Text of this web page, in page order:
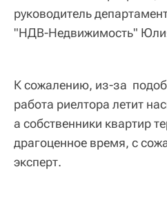
руководитель
"НДВ-Недвижимость"
К сожалению, из-за
работа риелтора летит
а собственники квартир
драгоценное время, с
эксперт.